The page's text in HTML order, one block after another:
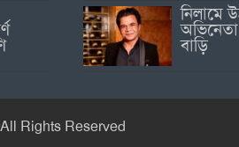
নিলামে
বাড়ি
Rights Reserved